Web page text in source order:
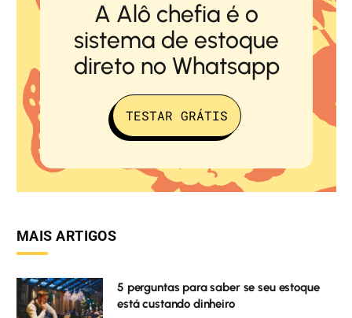
A Alô chefia é o
sistema de estoque
direto no Whatsapp
TESTAR GRÁTIS
MAIS ARTIGOS
5 perguntas para saber se seu estoque
está custando dinheiro